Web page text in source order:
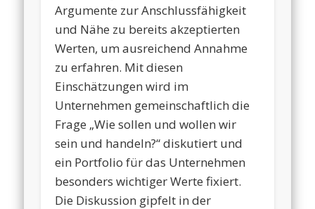
Argumente zur Anschlussfähigkeit
und Nähe zu bereits akzeptierten
Werten, um ausreichend Annahme
zu erfahren. Mit diesen
Einschätzungen wird im
Unternehmen gemeinschaftlich die
Frage „Wie sollen und wollen wir
sein und handeln?“ diskutiert und
ein Portfolio für das Unternehmen
besonders wichtiger Werte fixiert.
Die Diskussion gipfelt in der